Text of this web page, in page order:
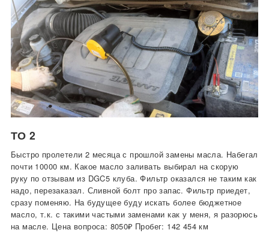
ТО 2
Быстро пролетели 2 месяца с прошлой замены масла. Набегал
почти 10000 км. Какое масло заливать выбирал на скорую
руку по отзывам из DGC5 клуба. Фильтр оказался не таким как
надо, перезаказал. Сливной болт про запас. Фильтр приедет,
сразу поменяю. На будущее буду искать более бюджетное
масло, т.к. с такими частыми заменами как у меня, я разорюсь
на масле. Цена вопроса: 8050₽ Пробег: 142 454 км